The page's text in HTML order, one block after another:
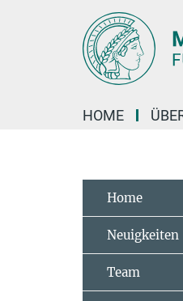
HOME
Home
Neuigkeiten
Team